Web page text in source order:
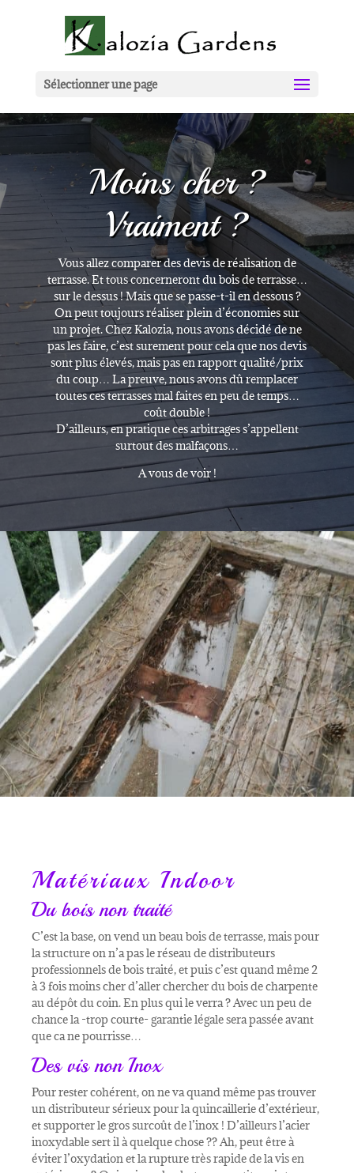
Sélectionner une page
Moins cher ?
Vraiment ?
Vous allez comparer des devis de réalisation de
terrasse. Et tous concerneront du bois de terrasse…
sur le dessus ! Mais que se passe-t-il en dessous ?
On peut toujours réaliser plein d’économies sur
un projet. Chez Kalozia, nous avons décidé de ne
pas les faire, c’est surement pour cela que nos devis
sont plus élevés, mais pas en rapport qualité/prix
du coup… La preuve, nous avons dû remplacer
toutes ces terrasses mal faites en peu de temps…
coût double !
D’ailleurs, en pratique ces arbitrages s’appellent
surtout des malfaçons…
A vous de voir !
Matériaux Indoor
Du bois non traité
C’est la base, on vend un beau bois de terrasse, mais pour
la structure on n’a pas le réseau de distributeurs
professionnels de bois traité, et puis c’est quand même 2
à 3 fois moins cher d’aller chercher du bois de charpente
au dépôt du coin. En plus qui le verra ? Avec un peu de
chance la -trop courte- garantie légale sera passée avant
que ca ne pourrisse…
Des vis non Inox
Pour rester cohérent, on ne va quand même pas trouver
un distributeur sérieux pour la quincaillerie d’extérieur,
et supporter le gros surcoût de l’inox ! D’ailleurs l’acier
inoxydable sert il à quelque chose ?? Ah, peut être à
éviter l’oxydation et la rupture très rapide de la vis en